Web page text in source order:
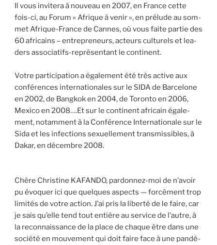
Il vous invi­te­ra à nou­veau en 2007, en France cette
fois-ci, au Forum « Afrique à venir », en pré­lude au som­
met Afrique-France de Cannes, où vous faite par­tie des
60 afri­cains – entre­pre­neurs, acteurs cultu­rels et lea­
ders asso­cia­tifs-repré­sen­tant le conti­nent.
Votre par­ti­ci­pa­tion a éga­le­ment été très active aux
confé­rences inter­na­tio­nales sur le SIDA de Bar­ce­lone
en 2002, de Bang­kok en 2004, de Toron­to en 2006,
Mexi­co en 2008….Et sur le conti­nent afri­cain éga­le­
ment, notam­ment à la Confé­rence Inter­na­tio­nale sur le
Sida et les infec­tions sexuel­le­ment trans­mis­sibles, à
Dakar, en décembre 2008.
Chère Chris­tine KAFANDO, par­don­nez-moi de n’avoir
pu évo­quer ici que quelques aspects — for­cé­ment trop
limi­tés de votre action. J’ai pris la liber­té de le faire, car
je sais qu’elle tend tout entière au ser­vice de l’autre, à
la recon­nais­sance de la place de chaque être dans une
socié­té en mou­ve­ment qui doit faire face à une pan­dé­